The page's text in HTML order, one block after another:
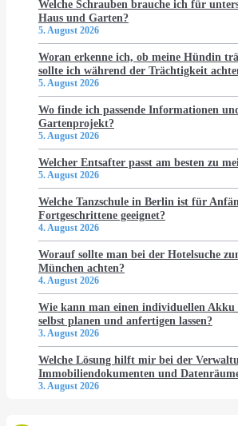
Welche Schrauben brauche ich für
Haus und Garten?
5. August 2026
Woran erkenne ich, ob meine Hündin
sollte ich während der Trächtigkeit
5. August 2026
Wo finde ich passende Informationen
Gartenprojekt?
5. August 2026
Welcher Entsafter passt am besten zu
5. August 2026
Welche Tanzschule in Berlin ist für
Fortgeschrittene geeignet?
4. August 2026
Worauf sollte man bei der Hotelsuche
München achten?
4. August 2026
Wie kann man einen individuellen
selbst planen und anfertigen lassen?
3. August 2026
Welche Lösung hilft mir bei der
Immobiliendokumenten und
3. August 2026